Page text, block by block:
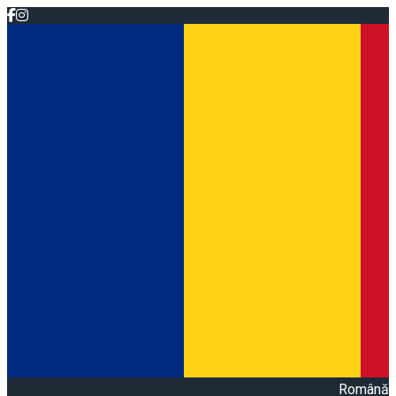
Română